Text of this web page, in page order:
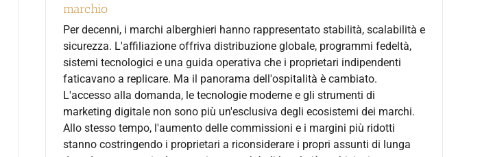
marchio
Per decenni, i marchi alberghieri hanno rappresentato stabilità, scalabilità e
sicurezza. L'affiliazione offriva distribuzione globale, programmi fedeltà,
sistemi tecnologici e una guida operativa che i proprietari indipendenti
faticavano a replicare. Ma il panorama dell'ospitalità è cambiato.
L'accesso alla domanda, le tecnologie moderne e gli strumenti di
marketing digitale non sono più un'esclusiva degli ecosistemi dei marchi.
Allo stesso tempo, l'aumento delle commissioni e i margini più ridotti
stanno costringendo i proprietari a riconsiderare i propri assunti di lunga